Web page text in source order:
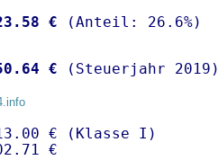
€
€ (Steuerjahr 2019)
€ (Klasse I)
€